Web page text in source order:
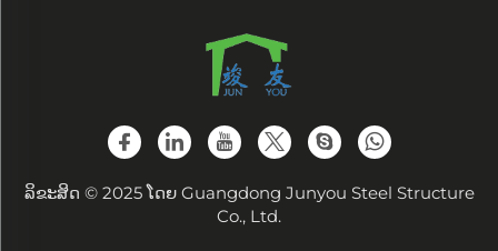
ລິຂະສິດ © 2025 ໂດຍ Guangdong Junyou Steel Structure
Co., Ltd.